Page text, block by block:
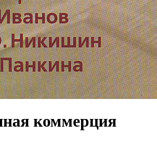
коммерция